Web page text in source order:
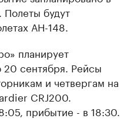
будут
АН-148.
планирует
сентября. Рейсы
и четвергам на
CRJ200.
прибытие - в 18:30.